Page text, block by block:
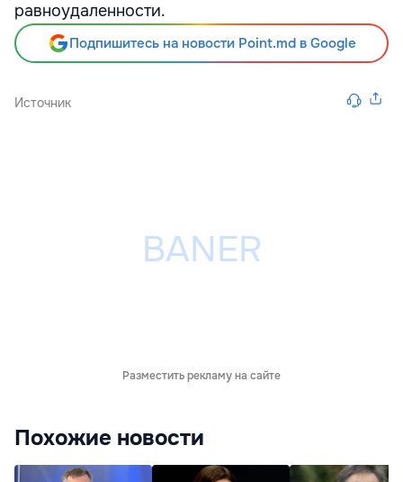
равноудаленности.
Подпишитесь на новости Point.md в Google
Источник
Разместить рекламу на сайте
Похожие новости